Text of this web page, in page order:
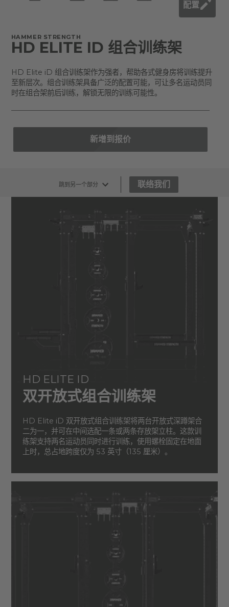
配置
HAMMER STRENGTH
HD ELITE ID 组合训练架
HD Elite iD 组合训练架作为强者，帮助各式健身房将训练提升
至新层次。组合训练架具备广泛的配置可能，可让多名运动员同
时在组合架前后训练，解锁无限的训练可能性。
新增到报价
跳到另一个部分 联络我们
HD ELITE ID
双开放式组合训练架
HD Elite iD 双开放式组合训练架将两台开放式深蹲架合
二为一，并可在中间选配一条或两条存放架立柱。这款训
练架支持两名运动员同时进行训练，使用螺栓固定在地面
上时，总占地跨度仅为 53 英寸（135 厘米）。